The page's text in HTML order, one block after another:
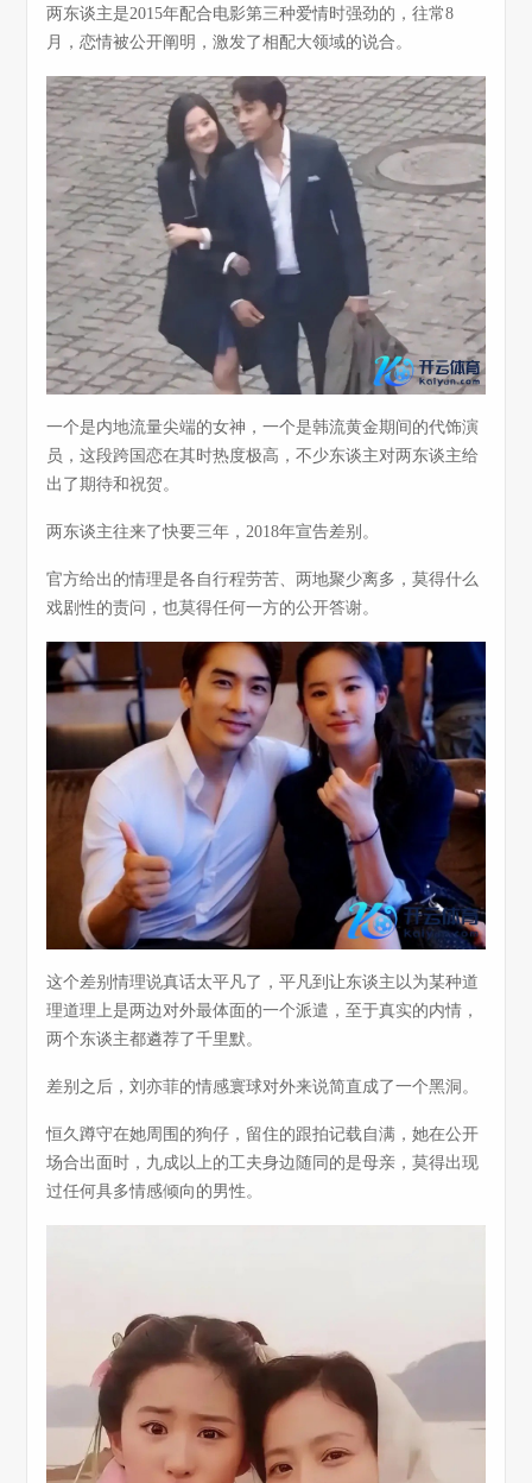
两东谈主是2015年配合电影第三种爱情时强劲的，往常8
月，恋情被公开阐明，激发了相配大领域的说合。
一个是内地流量尖端的女神，一个是韩流黄金期间的代饰演
员，这段跨国恋在其时热度极高，不少东谈主对两东谈主给
出了期待和祝贺。
两东谈主往来了快要三年，2018年宣告差别。
官方给出的情理是各自行程劳苦、两地聚少离多，莫得什么
戏剧性的责问，也莫得任何一方的公开答谢。
这个差别情理说真话太平凡了，平凡到让东谈主以为某种道
理道理上是两边对外最体面的一个派遣，至于真实的内情，
两个东谈主都遴荐了千里默。
差别之后，刘亦菲的情感寰球对外来说简直成了一个黑洞。
恒久蹲守在她周围的狗仔，留住的跟拍记载自满，她在公开
场合出面时，九成以上的工夫身边随同的是母亲，莫得出现
过任何具多情感倾向的男性。